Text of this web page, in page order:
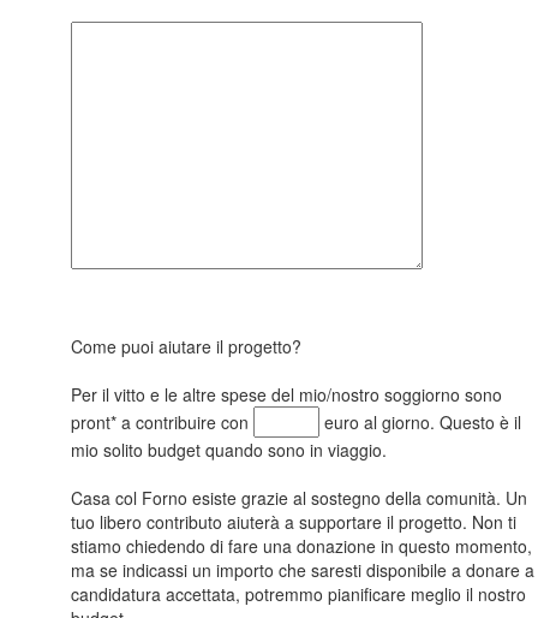
Come puoi aiutare il progetto?
Per il vitto e le altre spese del mio/nostro soggiorno sono
pront* a contribuire con
euro al giorno. Questo è il
mio solito budget quando sono in viaggio.
Casa col Forno esiste grazie al sostegno della comunità. Un
tuo libero contributo aiuterà a supportare il progetto. Non ti
stiamo chiedendo di fare una donazione in questo momento,
ma se indicassi un importo che saresti disponibile a donare a
candidatura accettata, potremmo pianificare meglio il nostro